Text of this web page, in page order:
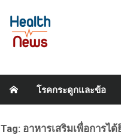
โรคกระดูกและข้อ
Tag: อาหารเสริมเพื่อการไ